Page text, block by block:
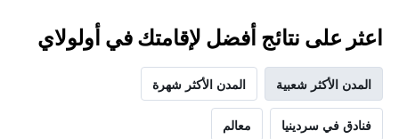
اعثر على نتائج أفضل لإقامتك في أولولاي
المدن الأكثر شعبية المدن الأكثر شهرة
فنادق في سردينيا معالم